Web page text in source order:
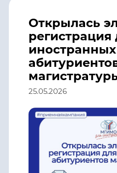
Открылась
регистрация
иностранных
25.05.2026